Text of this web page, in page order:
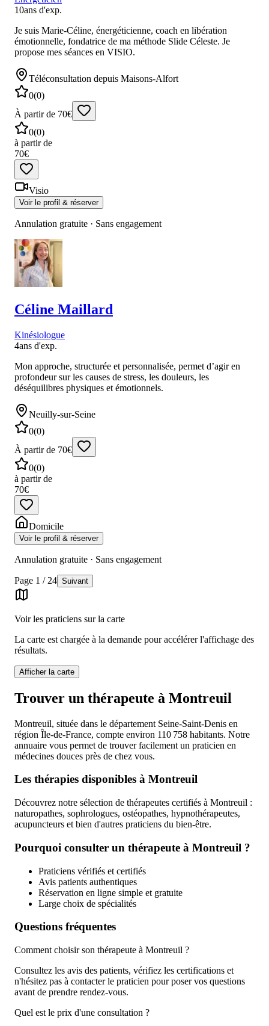
10ans d'exp.
Je suis Marie-Céline, énergéticienne, coach en libération
émotionnelle, fondatrice de ma méthode Slide Céleste. Je
propose mes séances en VISIO.
Téléconsultation depuis Maisons-Alfort
0(0)
À partir de 70€
0(0)
à partir de
70€
Visio
Voir le profil & réserver
Annulation gratuite · Sans engagement
Céline Maillard
Kinésiologue
4ans d'exp.
Mon approche, structurée et personnalisée, permet d’agir en
profondeur sur les causes de stress, les douleurs, les
déséquilibres physiques et émotionnels.
Neuilly-sur-Seine
0(0)
À partir de 70€
0(0)
à partir de
70€
Domicile
Voir le profil & réserver
Annulation gratuite · Sans engagement
Page 1 / 24 Suivant
Voir les praticiens sur la carte
La carte est chargée à la demande pour accélérer l'affichage des
résultats.
Afficher la carte
Trouver un thérapeute à Montreuil
Montreuil, située dans le département Seine-Saint-Denis en
région Île-de-France, compte environ 110 758 habitants. Notre
annuaire vous permet de trouver facilement un praticien en
médecines douces près de chez vous.
Les thérapies disponibles à Montreuil
Découvrez notre sélection de thérapeutes certifiés à Montreuil :
naturopathes, sophrologues, ostéopathes, hypnothérapeutes,
acupuncteurs et bien d'autres praticiens du bien-être.
Pourquoi consulter un thérapeute à Montreuil ?
Praticiens vérifiés et certifiés
Avis patients authentiques
Réservation en ligne simple et gratuite
Large choix de spécialités
Questions fréquentes
Comment choisir son thérapeute à Montreuil ?
Consultez les avis des patients, vérifiez les certifications et
n'hésitez pas à contacter le praticien pour poser vos questions
avant de prendre rendez-vous.
Quel est le prix d'une consultation ?